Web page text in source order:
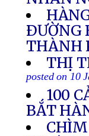
ÐƯỜNG
THÀNH
THỊ
posted on 10
100
BẮT